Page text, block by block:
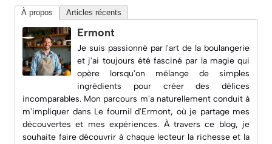
À propos Articles récents
Ermont
Je suis passionné par l'art de la boulangerie
et j'ai toujours été fasciné par la magie qui
opère lorsqu'on mélange de simples
ingrédients pour créer des délices
incomparables. Mon parcours m'a naturellement conduit à
m'impliquer dans Le fournil d'Ermont, où je partage mes
découvertes et mes expériences. À travers ce blog, je
souhaite faire découvrir à chaque lecteur la richesse et la